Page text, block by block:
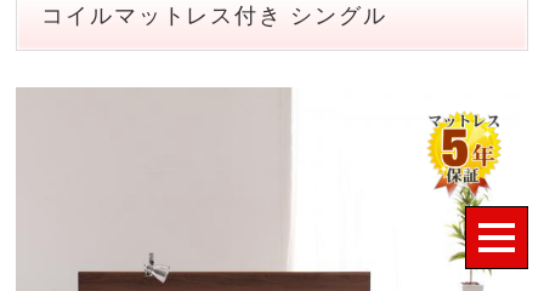
コイルマットレス付き シングル